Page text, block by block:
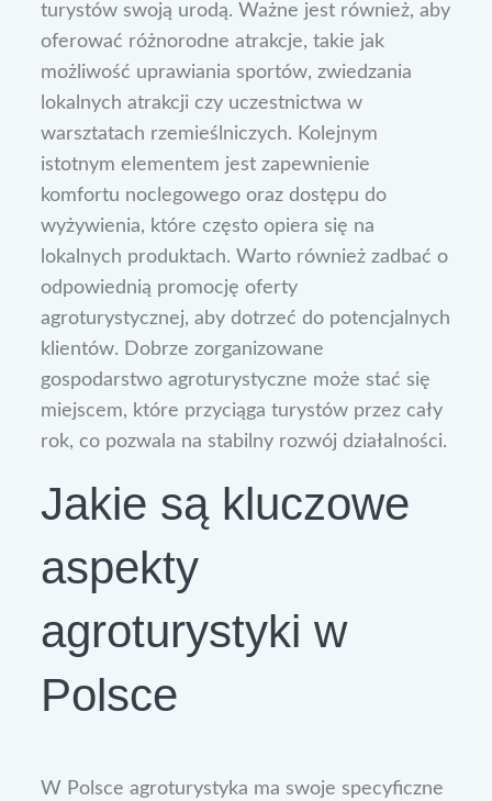
turystów swoją urodą. Ważne jest również, aby
oferować różnorodne atrakcje, takie jak
możliwość uprawiania sportów, zwiedzania
lokalnych atrakcji czy uczestnictwa w
warsztatach rzemieślniczych. Kolejnym
istotnym elementem jest zapewnienie
komfortu noclegowego oraz dostępu do
wyżywienia, które często opiera się na
lokalnych produktach. Warto również zadbać o
odpowiednią promocję oferty
agroturystycznej, aby dotrzeć do potencjalnych
klientów. Dobrze zorganizowane
gospodarstwo agroturystyczne może stać się
miejscem, które przyciąga turystów przez cały
rok, co pozwala na stabilny rozwój działalności.
Jakie są kluczowe
aspekty
agroturystyki w
Polsce
W Polsce agroturystyka ma swoje specyficzne